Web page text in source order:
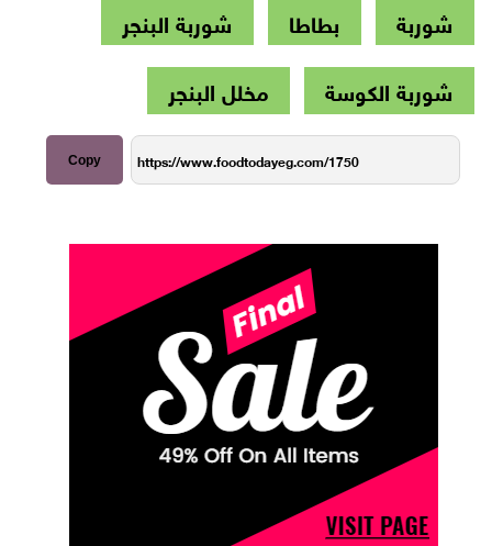
شوربة
بطاطا
شوربة البنجر
شوربة الكوسة
مخلل البنجر
Copy